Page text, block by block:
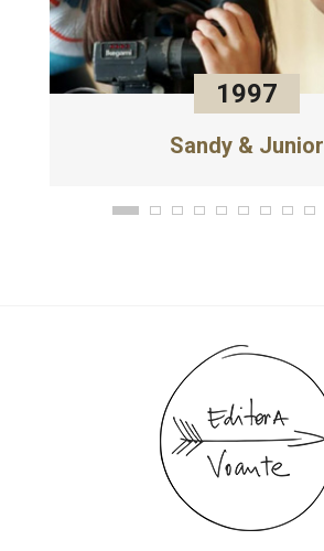
1997
Sandy & Junior